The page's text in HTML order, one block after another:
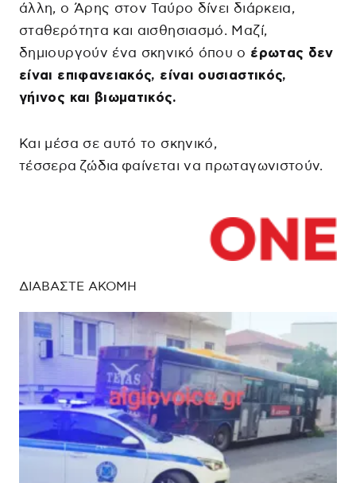
άλλη, ο Άρης στον Ταύρο δίνει διάρκεια,
σταθερότητα και αισθησιασμό. Μαζί,
δημιουργούν ένα σκηνικό όπου ο έρωτας δεν
είναι επιφανειακός, είναι ουσιαστικός,
γήινος και βιωματικός.
Και μέσα σε αυτό το σκηνικό,
τέσσερα ζώδια φαίνεται να πρωταγωνιστούν.
ΔΙΑΒΑΣΤΕ ΑΚΟΜΗ